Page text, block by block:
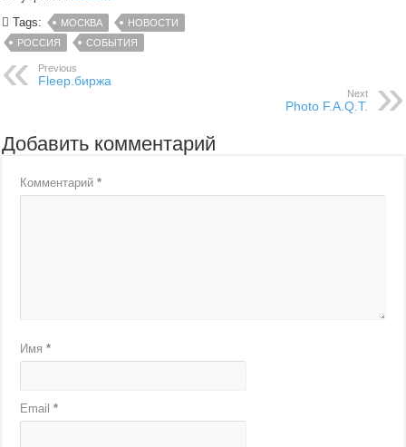
Tags:
МОСКВА
НОВОСТИ
РОССИЯ
СОБЫТИЯ
Previous
Fleep.биржа
Next
Photo F.A.Q.T.
Добавить комментарий
Комментарий*
Имя*
Email*